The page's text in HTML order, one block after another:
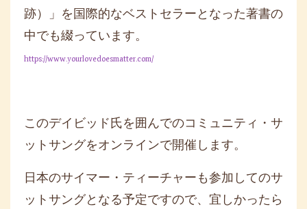
跡）」を国際的なベストセラーとなった著書の
中でも綴っています。
https://www.yourlovedoesmatter.com/
このデイビッド氏を囲んでのコミュニティ・サ
ットサングをオンラインで開催します。
日本のサイマー・ティーチャーも参加してのサ
ットサングとなる予定ですので、宜しかったら